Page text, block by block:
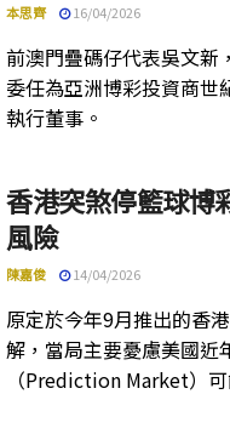
本思齊 16/04/2026
前澳門疊碼仔代表吳文新
委任為亞洲博彩投資商世
執行董事。
香港突煞停籃球博
風險
陳嘉俊 14/04/2026
原定於今年9月推出的香
解，當局主要憂慮美國近
（Prediction Market）